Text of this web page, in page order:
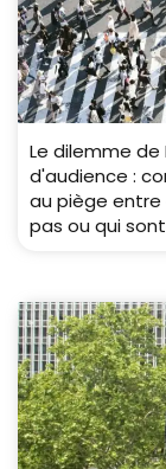
Le dilemme
d'audience :
au piège
pas ou qui